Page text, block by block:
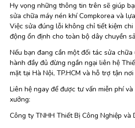
Hy vọng những thông tin trên sẽ giúp
sửa chữa máy nén khí Compkorea và
Việc sửa đúng lỗi không chỉ tiết kiệm
động ổn định cho toàn bộ dây chuyền
Nếu bạn đang cần một đối tác sửa
hành đầy đủ đừng ngần ngại liên hệ
mặt tại Hà Nội, TP.HCM và hỗ trợ tận
Liên hệ ngay để được tư vấn miễn phí
xưởng:
Công ty TNHH Thiết Bị Công Nghiệp và